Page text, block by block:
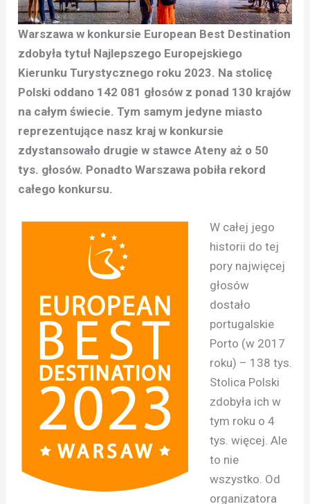
Warszawa w konkursie European Best Destination
zdobyła tytuł Najlepszego Europejskiego
Kierunku Turystycznego roku 2023. Na stolicę
Polski oddano 142 081 głosów z ponad 130 krajów
na całym świecie. Tym samym jedyne miasto
reprezentujące nasz kraj w konkursie
zdystansowało drugie w stawce Ateny aż o 50
tys. głosów. Ponadto Warszawa pobiła rekord
całego konkursu.
W całej jego
historii do tej
pory najwięcej
głosów
dostało
portugalskie
Porto (w 2017
roku) – 138 tys.
Stolica Polski
zdobyła ich w
tym roku o 4
tys. więcej. Ale
to nie
wszystko. Od
organizatora